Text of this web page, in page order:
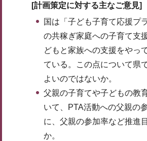
[計画策定に対する主なご意見]
国は「子ども子育て応援プ
の共稼ぎ家庭への子育て支
どもと家族への支援をやっ
ている。この点について県
よいのではないか。
父親の子育てや子どもの教
いて、PTA活動への父親の
に、父親の参加率など推進
か。